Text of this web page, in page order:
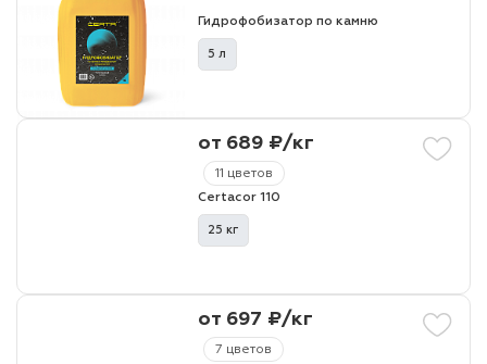
Гидрофобизатор по камню
5 л
11 цветов
от 689 ₽/кг
Certacor 110
25 кг
7 цветов
от 697 ₽/кг